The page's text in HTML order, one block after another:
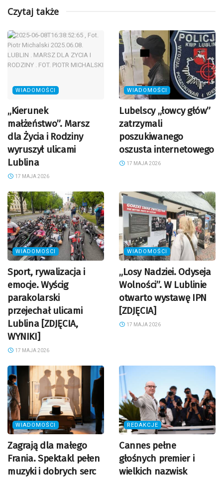
Czytaj także
WIADOMOŚCI
„Kierunek
małżeństwo”. Marsz
dla Życia i Rodziny
wyruszył ulicami
Lublina
17 MAJA 2026
WIADOMOŚCI
Lubelscy „łowcy głów”
zatrzymali
poszukiwanego
oszusta internetowego
17 MAJA 2026
WIADOMOŚCI
Sport, rywalizacja i
emocje. Wyścig
parakolarski
przejechał ulicami
Lublina [ZDJĘCIA,
WYNIKI]
17 MAJA 2026
WIADOMOŚCI
„Losy Nadziei. Odyseja
Wolności”. W Lublinie
otwarto wystawę IPN
[ZDJĘCIA]
17 MAJA 2026
WIADOMOŚCI
Zagrają dla małego
Frania. Spektakl pełen
muzyki i dobrych serc
REDAKCJE
Cannes pełne
głośnych premier i
wielkich nazwisk